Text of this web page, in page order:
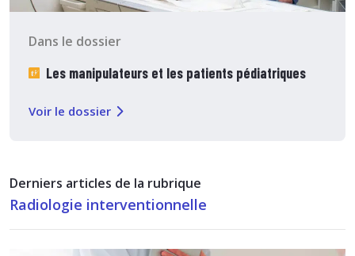
Dans le dossier
Les manipulateurs et les patients pédiatriques
Voir le dossier
Derniers articles de la rubrique
Radiologie interventionnelle